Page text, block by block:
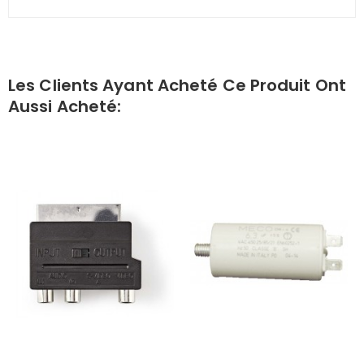
Les Clients Ayant Acheté Ce Produit Ont
Aussi Acheté: